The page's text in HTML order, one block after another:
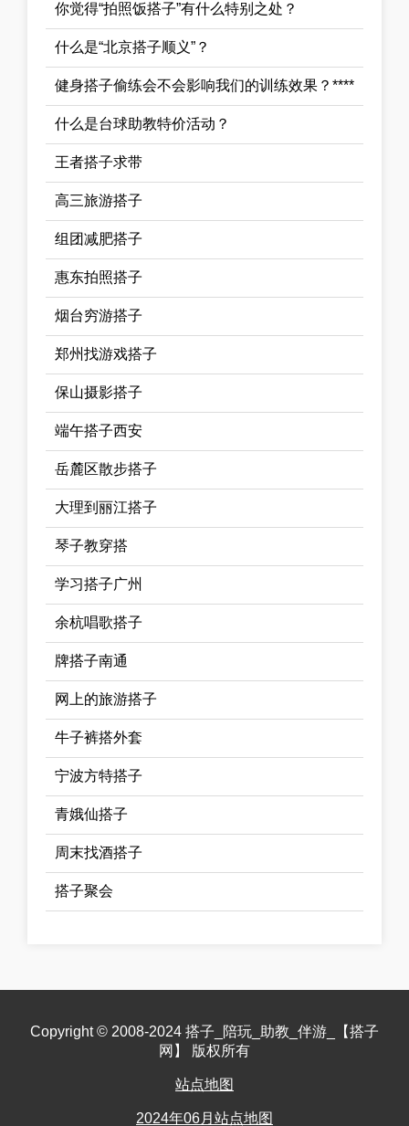
你觉得“拍照饭搭子”有什么特别之处？
什么是“北京搭子顺义”？
健身搭子偷练会不会影响我们的训练效果？****
什么是台球助教特价活动？
王者搭子求带
高三旅游搭子
组团减肥搭子
惠东拍照搭子
烟台穷游搭子
郑州找游戏搭子
保山摄影搭子
端午搭子西安
岳麓区散步搭子
大理到丽江搭子
琴子教穿搭
学习搭子广州
余杭唱歌搭子
牌搭子南通
网上的旅游搭子
牛子裤搭外套
宁波方特搭子
青娥仙搭子
周末找酒搭子
搭子聚会
Copyright © 2008-2024 搭子_陪玩_助教_伴游_【搭子
网】 版权所有
站点地图
2024年06月站点地图